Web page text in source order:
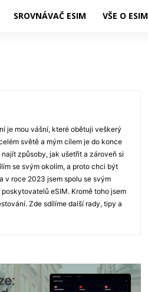
SROVNÁVAČ ESIM VŠE O ESIM
je mou vášní, které obětuji veškerý
světě a mým cílem je do konce
způsoby, jak ušetřit a zároveň si
se svým okolím, a proto chci být
v roce 2023 jsem spolu se svým
eSIM. Kromě toho jsem
Zde sdílíme další rady, tipy a